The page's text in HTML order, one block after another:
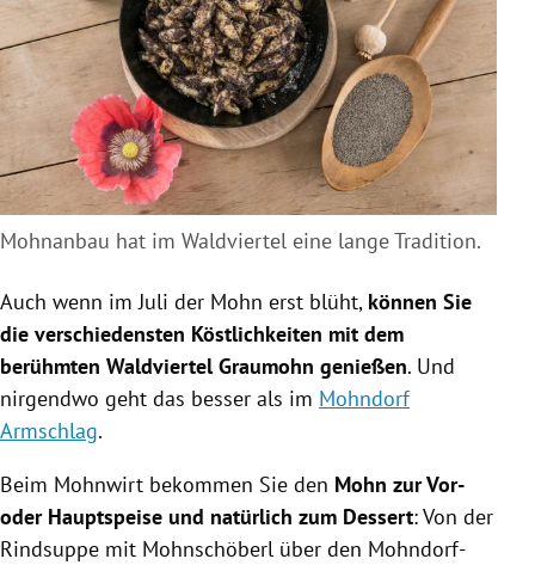
Mohnanbau hat im Waldviertel eine lange Tradition.
Auch wenn im Juli der Mohn erst blüht, können Sie
die verschiedensten Köstlichkeiten mit dem
berühmten Waldviertel Graumohn genießen. Und
nirgendwo geht das besser als im Mohndorf
Armschlag.
Beim Mohnwirt bekommen Sie den Mohn zur Vor-
oder Hauptspeise und natürlich zum Dessert: Von der
Rindsuppe mit Mohnschöberl über den Mohndorf-